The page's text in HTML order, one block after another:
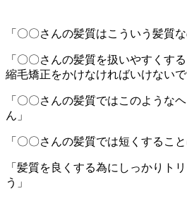
「〇〇さんの髪質はこういう髪質
「〇〇さんの髪質を扱いやすくす
縮毛矯正をかけなければいけないで
「〇〇さんの髪質ではこのような
ん」
「〇〇さんの髪質では短くするこ
「髪質を良くする為にしっかりト
う」